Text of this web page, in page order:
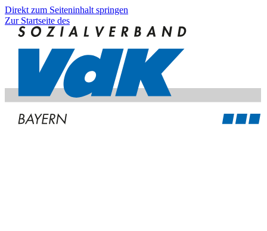
Direkt zum Seiteninhalt springen
Zur Startseite des